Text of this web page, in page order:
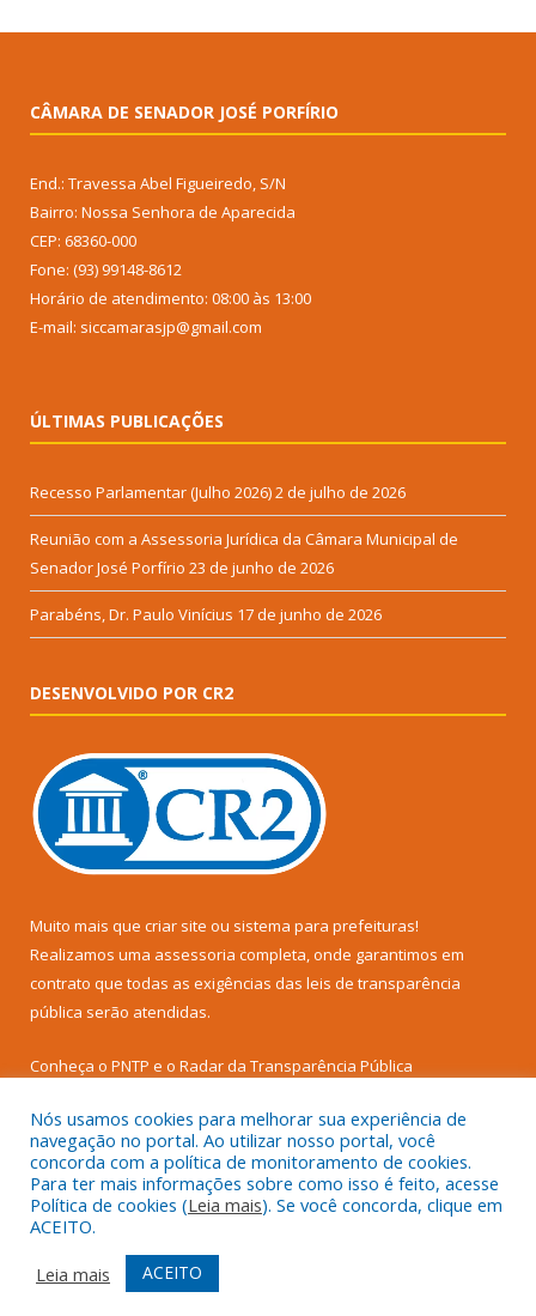
CÂMARA DE SENADOR JOSÉ PORFÍRIO
End.: Travessa Abel Figueiredo, S/N
Bairro: Nossa Senhora de Aparecida
CEP: 68360-000
Fone: (93) 99148-8612
Horário de atendimento: 08:00 às 13:00
E-mail: siccamarasjp@gmail.com
ÚLTIMAS PUBLICAÇÕES
Recesso Parlamentar (Julho 2026)2 de julho de 2026
Reunião com a Assessoria Jurídica da Câmara Municipal de
Senador José Porfírio 23 de junho de 2026
Parabéns, Dr. Paulo Vinícius 17 de junho de 2026
DESENVOLVIDO POR CR2
Muito mais que criar site ou sistema para prefeituras!
Realizamos uma assessoria completa, onde garantimos em
contrato que todas as exigências das leis de transparência
pública serão atendidas.
Conheça o PNTP e o Radar da Transparência Pública
Todos os direitos reservados a Câmara Municipal de Senador
José Porfírio.
Mapa do Site
Acessar Área Administrativa
Acessar Webmail
Nós usamos cookies para melhorar sua experiência de
navegação no portal. Ao utilizar nosso portal, você
concorda com a política de monitoramento de cookies.
Para ter mais informações sobre como isso é feito, acesse
Política de cookies (Leia mais). Se você concorda, clique em
ACEITO.
Leia mais
ACEITO